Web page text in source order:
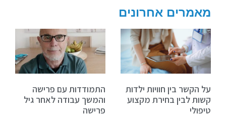
מאמרים אחרונים
על הקשר בין חוויות ילדות
קשות לבין בחירת מקצוע
טיפולי
התמודדות עם פרישה
והמשך עבודה לאחר גיל
פרישה